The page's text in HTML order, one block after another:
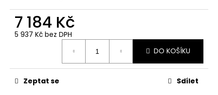
7 184 Kč
5 937 Kč bez DPH
DO KOŠÍKU
Zeptat se Sdílet
u
e